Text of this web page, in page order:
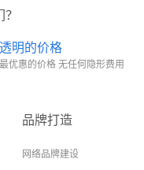
透明的价格
最优惠的价格 无任何隐形费用
品牌打造
网络品牌建设